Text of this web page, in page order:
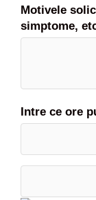
r
Motivele
simptome,
Intre ce ore